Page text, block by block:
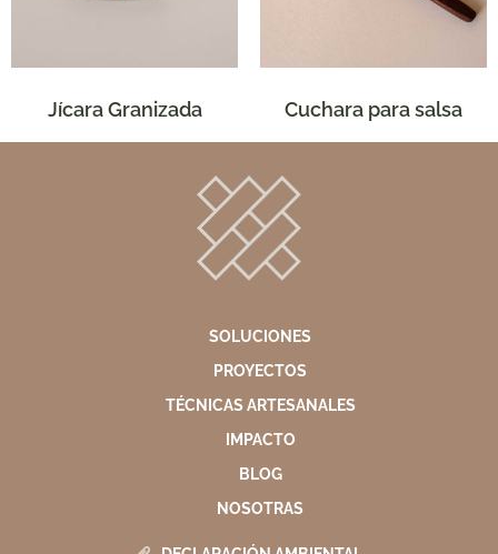
Jícara Granizada Cuchara para salsa
SOLUCIONES
PROYECTOS
TÉCNICAS ARTESANALES
IMPACTO
BLOG
NOSOTRAS